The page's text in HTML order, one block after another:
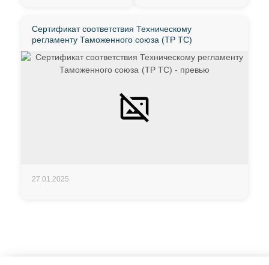
Сертификат соответствия Техническому
регламенту Таможенного союза (ТР ТС)
27.01.2025